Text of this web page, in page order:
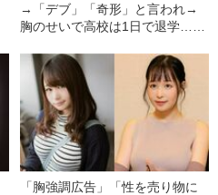
→「デブ」「奇形」と言われ→
胸のせいで高校は1日で退学…バ
る胸を“さらしとガムテープ”でぐ
るぐる巻きにした学生時代
「胸強調広告」「性を売り物に